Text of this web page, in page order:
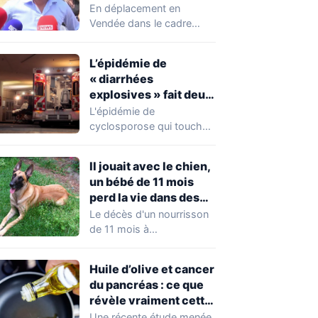
chahuté sur un
campement illégal
En déplacement en
Vendée dans le cadre
occupations…
L’épidémie de
« diarrhées
explosives » fait deux
premiers morts
L'épidémie de
cyclosporose qui touche
aggravation. Les autorités
sanitaires…
Il jouait avec le chien,
un bébé de 11 mois
perd la vie dans des
circonstances
horribles
Le décès d'un nourrisson
de 11 mois à
profondément…
Huile d’olive et cancer
du pancréas : ce que
révèle vraiment cette